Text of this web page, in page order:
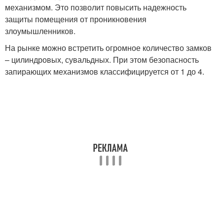
механизмом. Это позволит повысить надежность
защиты помещения от проникновения
злоумышленников.
На рынке можно встретить огромное количество замков
– цилиндровых, сувальдных. При этом безопасность
запирающих механизмов классифицируется от 1 до 4.